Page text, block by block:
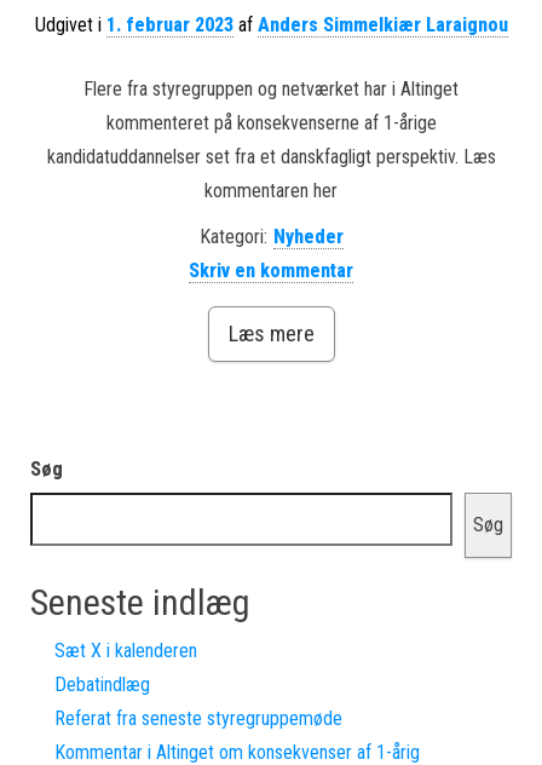
Udgivet i 1. februar 2023af Anders Simmelkiær Laraignou
Flere fra styregruppen og netværket har i Altinget
kommenteret på konsekvenserne af 1-årige
kandidatuddannelser set fra et danskfagligt perspektiv. Læs
kommentaren her
Kategori: Nyheder
Skriv en kommentar
Læs mere
Søg
Søg
Seneste indlæg
Sæt X i kalenderen
Debatindlæg
Referat fra seneste styregruppemøde
Kommentar i Altinget om konsekvenser af 1-årig